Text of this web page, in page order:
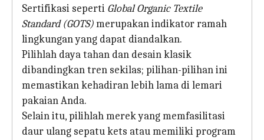
Sertifikasi seperti Global Organic Textile
Standard (GOTS)merupakan indikator ramah
lingkungan yang dapat diandalkan.
Pilihlah daya tahan dan desain klasik
dibandingkan tren sekilas; pilihan-pilihan ini
memastikan kehadiran lebih lama di lemari
pakaian Anda.
Selain itu, pilihlah merek yang memfasilitasi
daur ulang sepatu kets atau memiliki program